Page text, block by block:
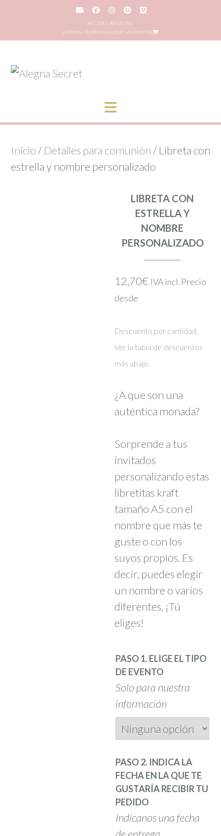
contenido
ACCESO | REGISTRO
0 ITEMS - 0,00€ FINALIZAR LA COMPRA
Inicio/ Detalles para comunión/ Libreta con
estrella y nombre personalizado
LIBRETA CON
ESTRELLA Y
NOMBRE
PERSONALIZADO
12,70€ IVA incl. Precio
desde
Descuento por cantidad.
Ver la tabla de descuentos
más abajo.
¿A que son una
auténtica monada?
Sorprende a tus
invitados
personalizando estas
libretitas kraft
tamaño A5 con el
nombre que más te
guste o con los
suyos propios. Es
decir, puedes elegir
un nombre o varios
diferentes, ¡Tú
eliges!
PASO 1. ELIGE EL TIPO
DE EVENTO
Solo para nuestra
información
PASO 2. INDICA LA
FECHA EN LA QUE TE
GUSTARÍA RECIBIR TU
PEDIDO
Indícanos una fecha